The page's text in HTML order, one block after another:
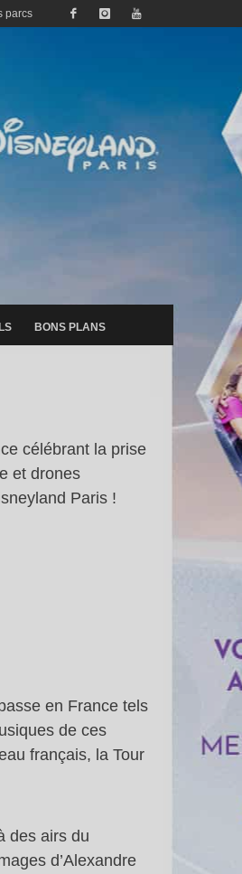
parcs
BONS PLANS
célébrant la prise
et drones
Paris !
en France tels
de ces
français, la Tour
des airs du
d’Alexandre